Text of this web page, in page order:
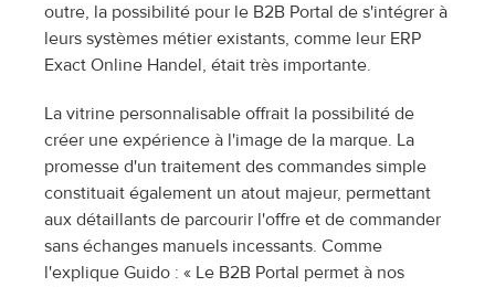
outre, la possibilité pour le B2B Portal de s'intégrer à
leurs systèmes métier existants, comme leur ERP
Exact Online Handel, était très importante.
La vitrine personnalisable offrait la possibilité de
créer une expérience à l'image de la marque. La
promesse d'un traitement des commandes simple
constituait également un atout majeur, permettant
aux détaillants de parcourir l'offre et de commander
sans échanges manuels incessants. Comme
l'explique Guido : « Le B2B Portal permet à nos